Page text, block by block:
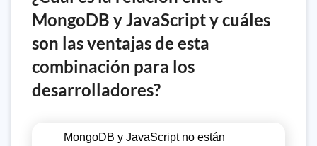
MongoDB y JavaScript y cuáles
son las ventajas de esta
combinación para los
desarrolladores?
MongoDB y JavaScript no están